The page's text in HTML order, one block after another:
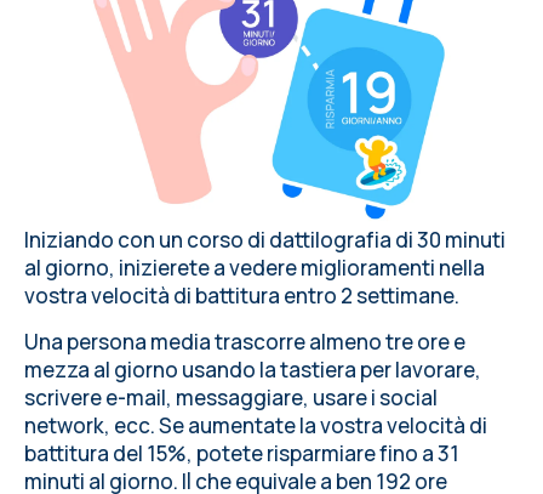
Iniziando con un corso di dattilografia di 30 minuti
al giorno, inizierete a vedere miglioramenti nella
vostra velocità di battitura entro 2 settimane.
Una persona media trascorre almeno tre ore e
mezza al giorno usando la tastiera per lavorare,
scrivere e-mail, messaggiare, usare i social
network, ecc. Se aumentate la vostra velocità di
battitura del 15%, potete risparmiare fino a 31
minuti al giorno. Il che equivale a ben 192 ore